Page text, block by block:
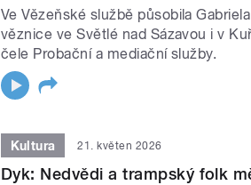
Ve Vězeňské službě působila
věznice ve Světlé nad Sázavou i v
čele Probační a mediační služby.
Kultura 21. květen 2026
Dyk: Nedvědi a trampský folk